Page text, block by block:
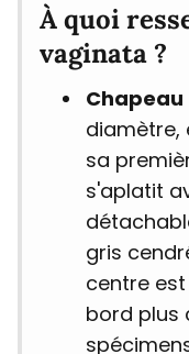
À quoi
vaginata ?
Chapeau
diamètre,
sa
s'aplatit
gris
centre
bord plus